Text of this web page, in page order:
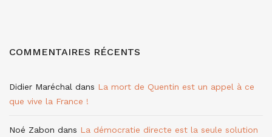
COMMENTAIRES RÉCENTS
Didier Maréchal dans La mort de Quentin est un appel à ce
que vive la France !
Noé Zabon dans La démocratie directe est la seule solution